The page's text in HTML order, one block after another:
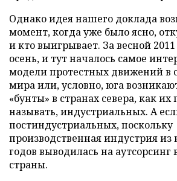
Однако идея нашего доклада
момент, когда уже было ясно,
и кто выигрывает. За весной
осень, и тут началось самое
модели протестных движений в
мира или, условно, юга
«бунты» в странах севера, как их
называть, индустриальных. А
постиндустриальных, поскольку
производственная индустрия из
годов выводилась на
страны.